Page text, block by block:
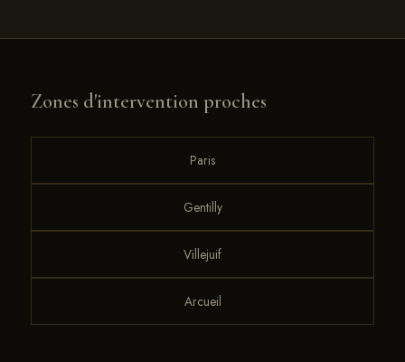
Zones d'intervention proches
Paris
Gentilly
Villejuif
Arcueil